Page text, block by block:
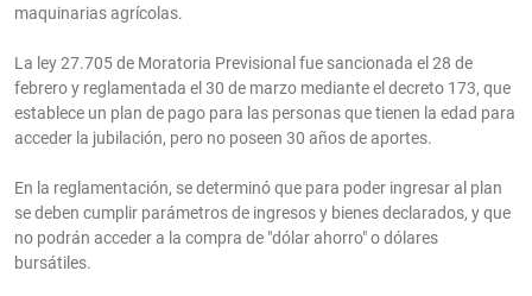
maquinarias agrícolas.
La ley 27.705 de Moratoria Previsional fue sancionada el 28 de
febrero y reglamentada el 30 de marzo mediante el decreto 173, que
establece un plan de pago para las personas que tienen la edad para
acceder la jubilación, pero no poseen 30 años de aportes.
En la reglamentación, se determinó que para poder ingresar al plan
se deben cumplir parámetros de ingresos y bienes declarados, y que
no podrán acceder a la compra de "dólar ahorro" o dólares
bursátiles.